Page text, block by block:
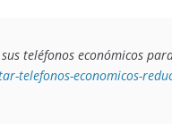
teléfonos económicos
telefonos-economicos-